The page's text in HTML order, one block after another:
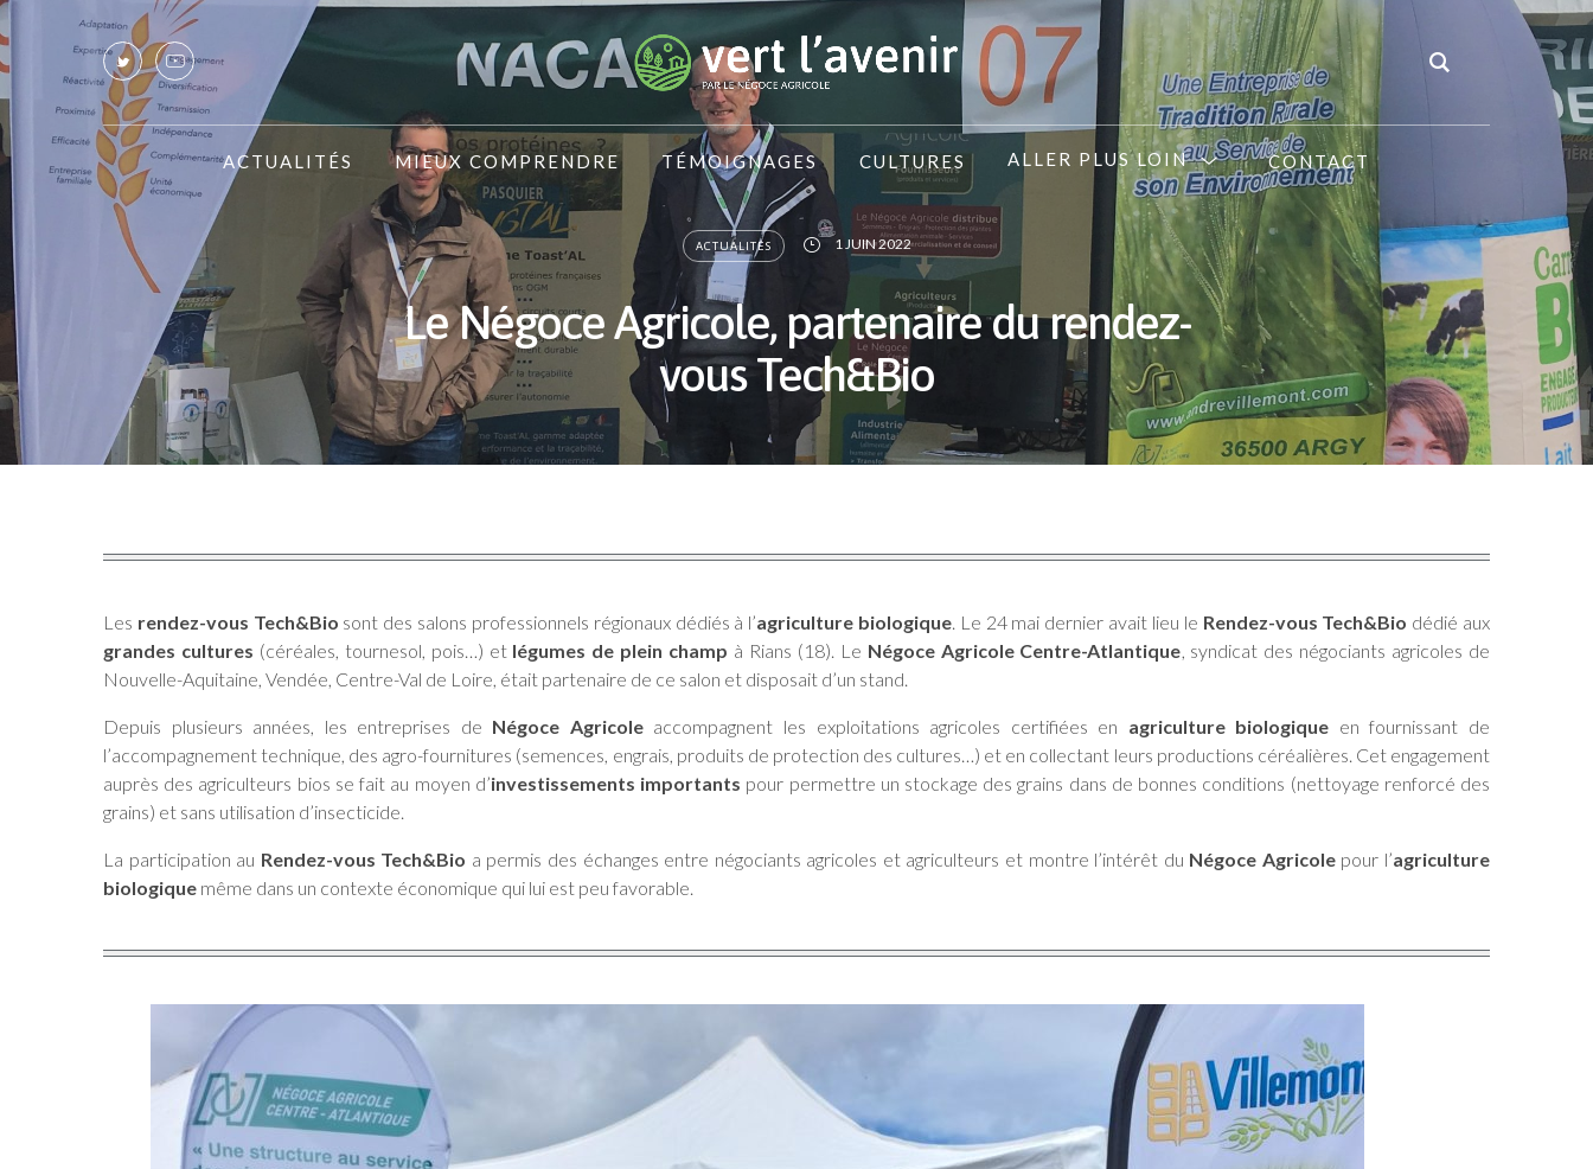
ACTUALITÉS MIEUX COMPRENDRE TÉMOIGNAGES CULTURES ALLER PLUS LOIN CONTACT
ACTUALITÉS 1 JUIN 2022
Le Négoce Agricole, partenaire du rendez-
vous Tech&Bio
Les rendez-vous Tech&Bio sont des salons professionnels régionaux dédiés à l’agriculture biologique. Le 24 mai dernier avait lieu le Rendez-vous Tech&Bio dédié aux
grandes cultures (céréales, tournesol, pois…) et légumes de plein champ à Rians (18). Le Négoce Agricole Centre-Atlantique, syndicat des négociants agricoles de
Nouvelle-Aquitaine, Vendée, Centre-Val de Loire, était partenaire de ce salon et disposait d’un stand.
Depuis plusieurs années, les entreprises de Négoce Agricoleaccompagnent les exploitations agricoles certifiées en agriculture biologique en fournissant de
l’accompagnement technique, des agro-fournitures (semences, engrais, produits de protection des cultures…) et en collectant leurs productions céréalières. Cet engagement
auprès des agriculteurs bios se fait au moyen d’investissements importants pour permettre un stockage des grains dans de bonnes conditions (nettoyage renforcé des
grains) et sans utilisation d’insecticide.
La participation au Rendez-vous Tech&Bio a permis des échanges entre négociants agricoles et agriculteurs et montre l’intérêt du Négoce Agricolepour l’agriculture
biologique même dans un contexte économique qui lui est peu favorable.